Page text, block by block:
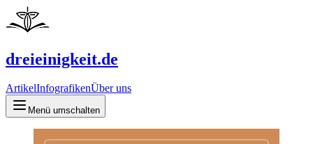
dreieinigkeit.de
ArtikelInfografikenÜber uns
Menü umschalten